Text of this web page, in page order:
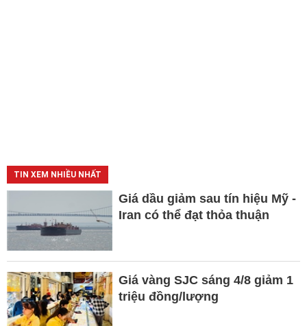
TIN XEM NHIỀU NHẤT
Giá dầu giảm sau tín hiệu Mỹ -
Iran có thể đạt thỏa thuận
Giá vàng SJC sáng 4/8 giảm 1
triệu đồng/lượng